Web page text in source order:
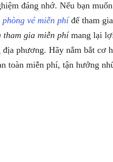
đáng nhớ. Nếu bạn
phòng vé miễn phíđể tham
tham gia miễn phímang lại
phương. Hãy nắm bắt cơ
toàn miễn phí, tận hưởng